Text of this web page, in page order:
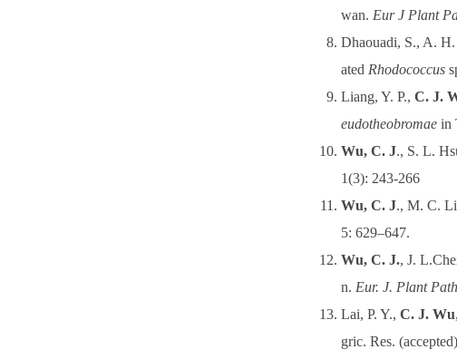
wan. Eur J Plant
Dhaouadi, S., A.
ated Rhodococcus
Liang, Y. P., C. J.
eudotheobromaein
Wu, C. J., S. L.
1(3): 243-266
Wu, C. J., M. C.
5: 629–647.
Wu, C. J., J.
n. Eur. J. Plant
Lai, P. Y., C. J. Wu
gric. Res. (accepted)